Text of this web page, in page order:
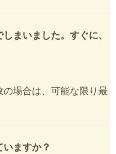
まいました。すぐに、
の場合は、可能な限り最
ますか？